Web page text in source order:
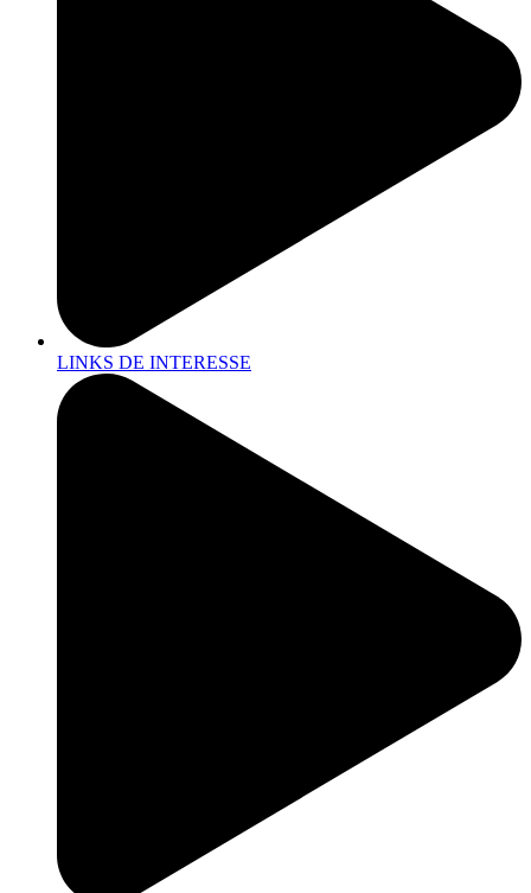
LINKS DE INTERESSE